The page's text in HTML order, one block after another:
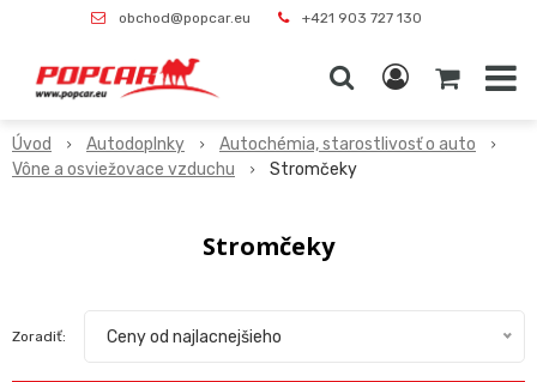
obchod@popcar.eu +421 903 727 130
Úvod Autodoplnky
Autochémia, starostlivosť o auto
Vône a osviežovace vzduchu
Stromčeky
Stromčeky
Zoradiť: Ceny od najlacnejšieho